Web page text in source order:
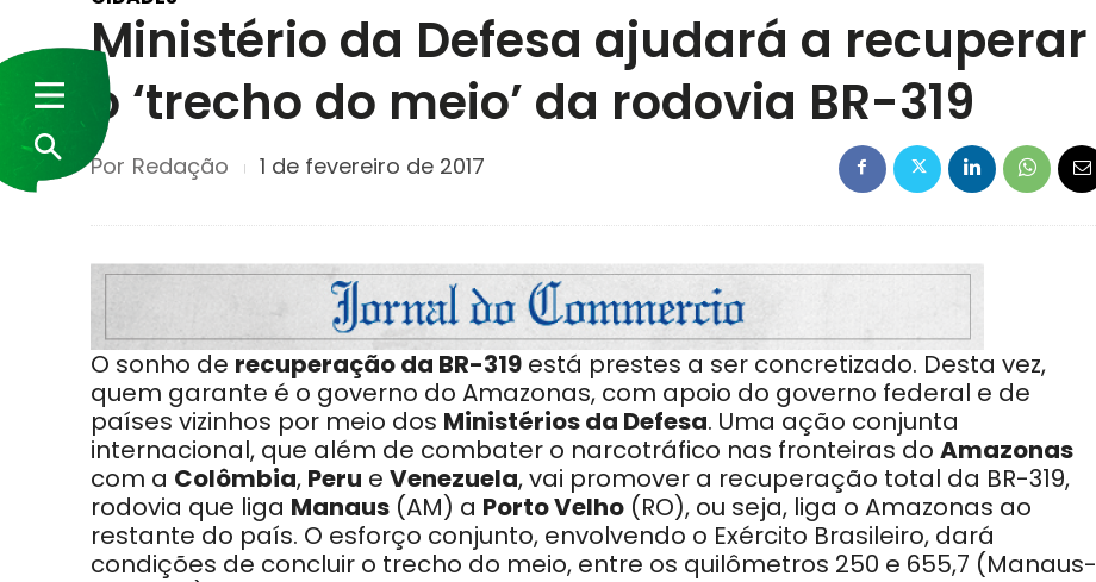
Ministério da Defesa ajudará a recuperar
o ‘trecho do meio’ da rodovia BR-319
Por Redação 1 de fevereiro de 2017
O sonho de recuperação da BR-319 está prestes a ser concretizado. Desta vez,
quem garante é o governo do Amazonas, com apoio do governo federal e de
países vizinhos por meio dos Ministérios da Defesa. Uma ação conjunta
internacional, que além de combater o narcotráfico nas fronteiras do Amazonas
com a Colômbia, Peru e Venezuela, vai promover a recuperação total da BR-319,
rodovia que liga Manaus (AM) a Porto Velho (RO), ou seja, liga o Amazonas ao
restante do país. O esforço conjunto, envolvendo o Exército Brasileiro, dará
condições de concluir o trecho do meio, entre os quilômetros 250 e 655,7 (Manaus-